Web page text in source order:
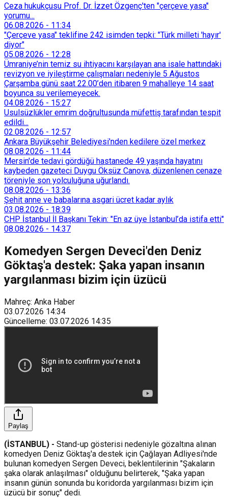
Ceza hukukçusu Prof. Dr. İzzet Özgenç'ten "çerçeve yasa"
yorumu...
06.08.2026 - 11:34
"Çerçeve yasa" teklifine 242 isimden tepki: "Türk milleti 'hayır'
diyor"
05.08.2026 - 12:28
Ümraniye’nin temiz su ihtiyacını karşılayan ana isale hattındaki
revizyon ve iyileştirme çalışmaları nedeniyle 5 Ağustos
Çarşamba günü saat 22.00’den itibaren 9 mahalleye 14 saat
boyunca su verilemeyecek.
04.08.2026 - 15:27
Usulsüzlükler emrim doğrultusunda müfettiş tarafından tespit
edildi...
02.08.2026 - 12:57
Ankara Büyükşehir Belediyesi'nden kedilere özel merkez
08.08.2026 - 11:44
Mersin'de tedavi gördüğü hastanede 49 yaşında hayatını
kaybeden gazeteci Duygu Öksüz Canova, düzenlenen cenaze
töreniyle son yolculuğuna uğurlandı.
08.08.2026 - 13:36
Şehit anne ve babalarına asgari ücret kadar aylık
03.08.2026 - 18:39
CHP İstanbul İl Başkanı Tekin: "En az üye İstanbul’da istifa etti"
08.08.2026 - 14:37
Komedyen Sergen Deveci'den Deniz
Göktaş'a destek: Şaka yapan insanın
yargılanması bizim için üzücü
Mahreç: Anka Haber
03.07.2026 14:34
Güncelleme: 03.07.2026 14:35
Paylaş
(İSTANBUL) - Stand-up gösterisi nedeniyle gözaltına alınan
komedyen Deniz Göktaş'a destek için Çağlayan Adliyesi'nde
bulunan komedyen Sergen Deveci, beklentilerinin "Şakaların
şaka olarak anlaşılması" olduğunu belirterek, "Şaka yapan
insanın günün sonunda bu koridorda yargılanması bizim için
üzücü bir sonuç" dedi.